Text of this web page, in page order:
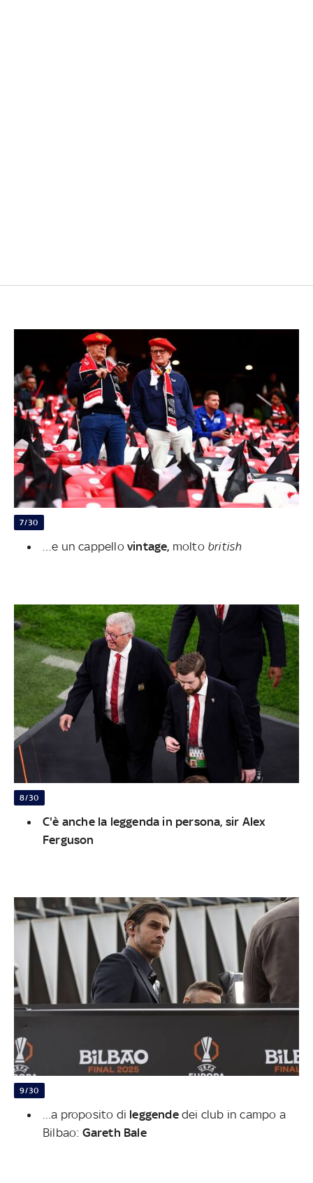
7/30
…e un cappello vintage, molto british
8/30
C'è anche la leggenda in persona, sir Alex
Ferguson
9/30
…a proposito di leggendedei club in campo a
Bilbao: Gareth Bale